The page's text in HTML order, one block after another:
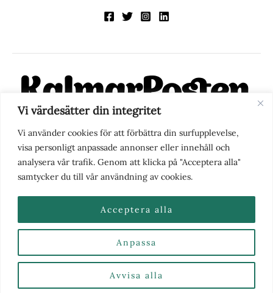
Vi värdesätter din integritet
Vi använder cookies för att förbättra din surfupplevelse,
visa personligt anpassade annonser eller innehåll och
analysera vår trafik. Genom att klicka på "Acceptera alla"
samtycker du till vår användning av cookies.
Anpassa
Avvisa alla
Acceptera alla
KalmarPosten är en modern lokalnyhetstidning på nätet. Med
fokus på Kalmarregionen, men också med blick för det större
perspektivet, vill vi vara din självklara kanal för nyheter,
berättelser och engagemang. KalmarPosten grundades 1988 och
fick nya ägare 2025.
Nyhetstips eller frågor?Kontakta oss
2026 | Kalmarposten.se |Se alla Kategorier & Ämnen
här